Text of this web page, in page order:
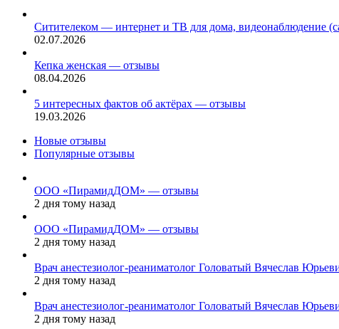
Ситителеком — интернет и ТВ для дома, видеонаблюдение
02.07.2026
Кепка женская — отзывы
08.04.2026
5 интересных фактов об актёрах — отзывы
19.03.2026
Новые отзывы
Популярные отзывы
ООО «ПирамидДОМ» — отзывы
2 дня тому назад
ООО «ПирамидДОМ» — отзывы
2 дня тому назад
Врач анестезиолог-реаниматолог Головатый Вячеслав
2 дня тому назад
Врач анестезиолог-реаниматолог Головатый Вячеслав
2 дня тому назад